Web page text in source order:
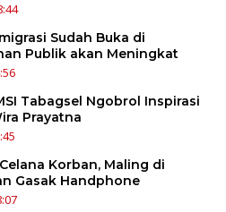
Sudah Buka di
Publik akan Meningkat
Tabagsel Ngobrol Inspirasi
Prayatna
Korban, Maling di
Gasak Handphone